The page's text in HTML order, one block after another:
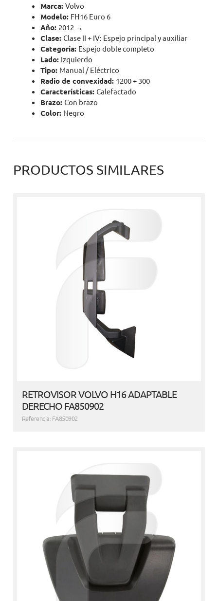
Marca: Volvo
Modelo: FH16 Euro 6
Año: 2012 →
Clase: Clase II + IV: Espejo principal y auxiliar
Categoría: Espejo doble completo
Lado: Izquierdo
Tipo: Manual / Eléctrico
Radio de convexidad: 1200 + 300
Características: Calefactado
Brazo: Con brazo
Color: Negro
PRODUCTOS SIMILARES
RETROVISOR VOLVO H16 ADAPTABLE
DERECHO FA850902
Referencia: FA850902